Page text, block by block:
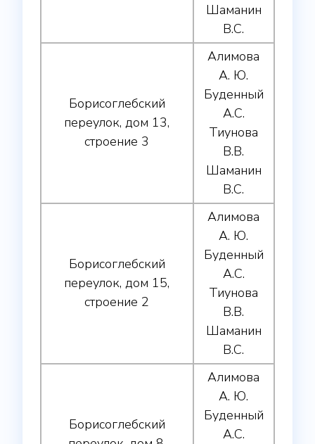
Шаманин
В.С.
Борисоглебский
переулок, дом 13,
строение 3
Алимова
А. Ю.
Буденный
А.С.
Тиунова
В.В.
Шаманин
В.С.
Борисоглебский
переулок, дом 15,
строение 2
Алимова
А. Ю.
Буденный
А.С.
Тиунова
В.В.
Шаманин
В.С.
Борисоглебский
Алимова
А. Ю.
Буденный
А.С.